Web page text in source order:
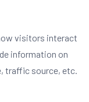
visitors interact
information on
traffic source, etc.